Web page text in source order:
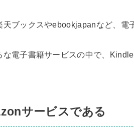
ブックスやebookjapanなど、電
な電子書籍サービスの中で、
サービスである